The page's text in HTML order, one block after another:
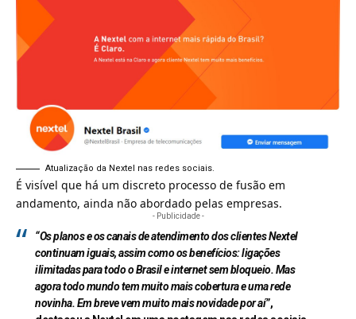
Atualização da Nextel nas redes sociais.
É visível que há um discreto processo de fusão em
andamento, ainda não abordado pelas empresas.
- Publicidade -
“Os planos e os canais de atendimento dos clientes Nextel
continuam iguais, assim como os benefícios: ligações
ilimitadas para todo o Brasil e internet sem bloqueio. Mas
agora todo mundo tem muito mais cobertura e uma rede
novinha. Em breve vem muito mais novidade por aí”,